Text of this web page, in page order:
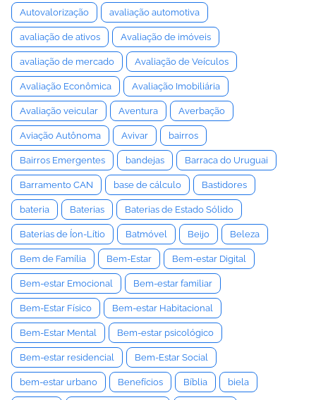
Autovalorização avaliação automotiva
avaliação de ativos Avaliação de imóveis
avaliação de mercado Avaliação de Veículos
Avaliação Econômica Avaliação Imobiliária
Avaliação veicular Aventura Averbação
Aviação Autônoma Avivar bairros
Bairros Emergentes bandejas Barraca do Uruguai
Barramento CAN base de cálculo Bastidores
bateria Baterias Baterias de Estado Sólido
Baterias de Íon-Lítio Batmóvel Beijo Beleza
Bem de Família Bem-Estar Bem-estar Digital
Bem-estar Emocional Bem-estar familiar
Bem-Estar Físico Bem-estar Habitacional
Bem-Estar Mental Bem-estar psicológico
Bem-estar residencial Bem-Estar Social
bem-estar urbano Benefícios Bíblia biela